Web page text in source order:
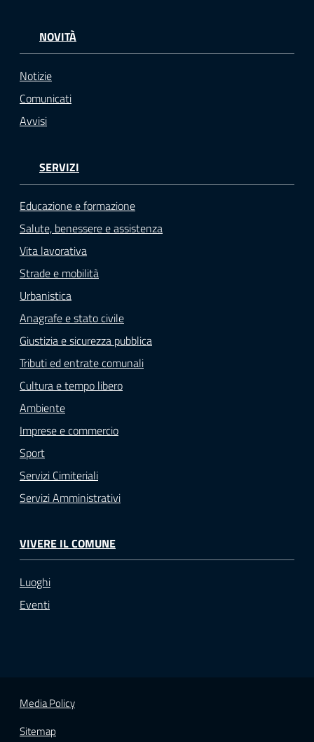
NOVITÀ
Notizie
Comunicati
Avvisi
SERVIZI
Educazione e formazione
Salute, benessere e assistenza
Vita lavorativa
Strade e mobilità
Urbanistica
Anagrafe e stato civile
Giustizia e sicurezza pubblica
Tributi ed entrate comunali
Cultura e tempo libero
Ambiente
Imprese e commercio
Sport
Servizi Cimiteriali
Servizi Amministrativi
VIVERE IL COMUNE
Luoghi
Eventi
Media Policy
Sitemap